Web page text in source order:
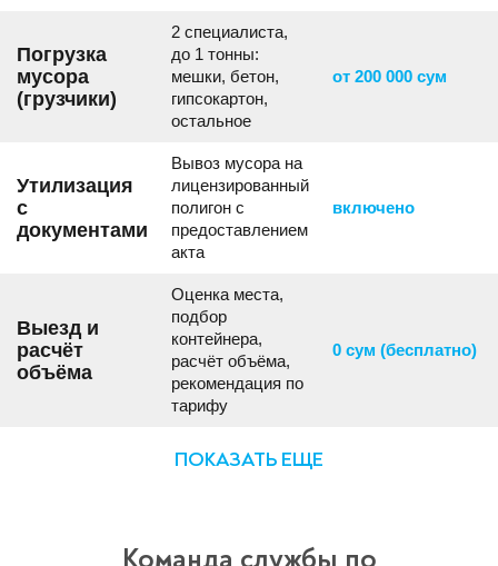
Погрузка
мусора
(грузчики)
2 специалиста,
до 1 тонны:
мешки, бетон,
гипсокартон,
остальное
от 200 000 сум
Утилизация
с
документами
Вывоз мусора на
лицензированный
полигон с
предоставлением
акта
включено
Выезд и
расчёт
объёма
Оценка места,
подбор
контейнера,
расчёт объёма,
рекомендация по
тарифу
0 сум (бесплатно)
ПОКАЗАТЬ ЕЩЕ